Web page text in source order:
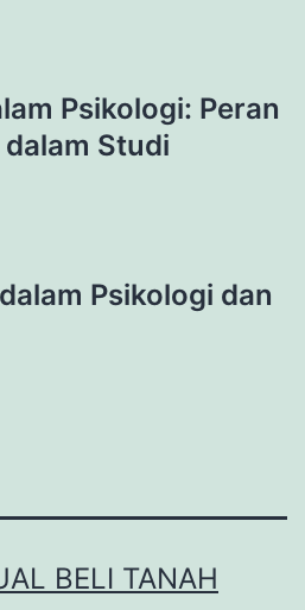
Psikologi: Peran
Studi
Psikologi dan
BELI TANAH